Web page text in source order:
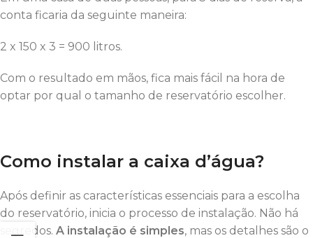
conta ficaria da seguinte maneira:
2 x 150 x 3 = 900 litros.
Com o resultado em mãos, fica mais fácil na hora de
optar por qual o tamanho de reservatório escolher.
Como instalar a caixa d’água?
Após definir as características essenciais para a escolha
do reservatório, inicia o processo de instalação. Não há
segredos. A instalação é simples, mas os detalhes são o